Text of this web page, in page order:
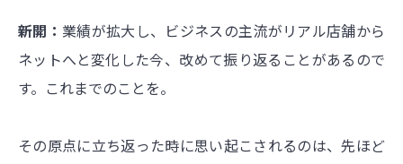
新開： 業績が拡大し、ビジネスの主流がリアル店舗から
ネットへと変化した今、改めて振り返ることがあるので
す。これまでのことを。
その原点に立ち返った時に思い起こされるのは、先ほど